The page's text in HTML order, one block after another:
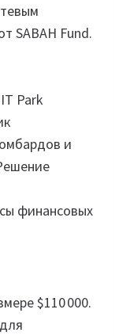
SABAH Fund.
Park
и
финансовых
$110 000.